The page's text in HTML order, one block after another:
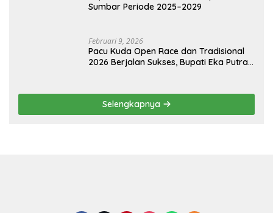
Sumbar Periode 2025–2029
Februari 9, 2026
Pacu Kuda Open Race dan Tradisional
2026 Berjalan Sukses, Bupati Eka Putra
Selengkapnya